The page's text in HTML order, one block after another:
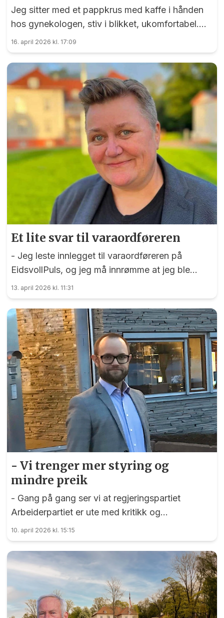
Jeg sitter med et pappkrus med kaffe i hånden
hos gynekologen, stiv i blikket, ukomfortabel.
«Du har kommet i overgangsalderen ja, har du
noen plager?» Hodet eksploderer, innvendig!
Kan jeg si det, alt det rare som foregår i hodet
og i kroppen?
16. april 2026 kl. 17:09
Et lite svar til varaordføreren
- Jeg leste innlegget til varaordføreren på
EidsvollPuls, og jeg må innrømme at jeg ble
sittende og lure litt. Ikke bare på innholdet, men
på hva slags innlegg dette egentlig er.
13. april 2026 kl. 11:31
- Vi trenger mer styring og
mindre preik
- Gang på gang ser vi at regjeringspartiet
Arbeiderpartiet er ute med kritikk og
skremselspropaganda mot deres motstandere,
sier Thomas Jacobsson i dette leserinnlegget.
10. april 2026 kl. 15:15